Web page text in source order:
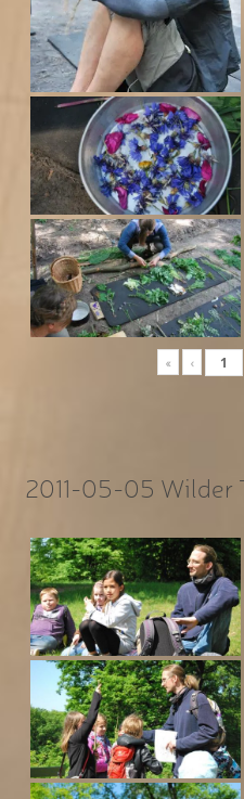
« ‹
2011-05-05 Wilder